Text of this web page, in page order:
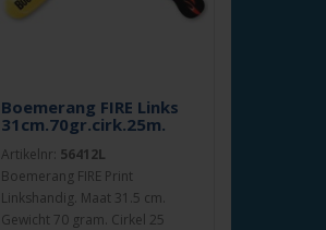
Boemerang FIRE Links
31cm.70gr.cirk.25m.
Artikelnr: 56412L
Boemerang FIRE Print
Linkshandig. Maat 31.5 cm.
Gewicht 70 gram. Cirkel 25